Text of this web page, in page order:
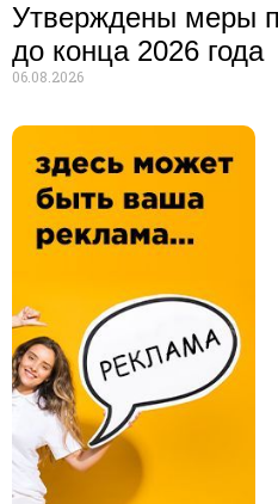
Утверждены меры
до конца 2026 года
06.08.2026